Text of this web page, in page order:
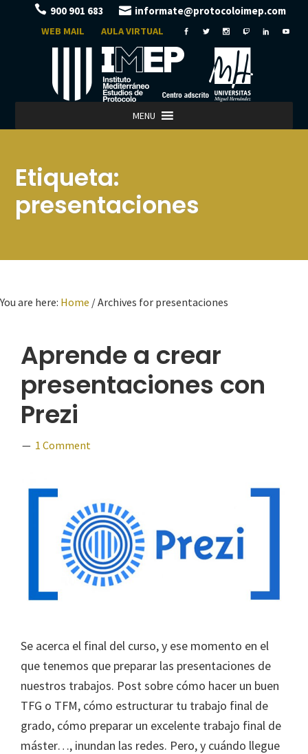
900 901 683 informate@protocoloimep.com
WEB MAIL AULA VIRTUAL
MENU
Etiqueta:
presentaciones
You are here: Home /Archives for presentaciones
Aprende a crear
presentaciones con
Prezi
1 Comment
Se acerca el final del curso, y ese momento en el
que tenemos que preparar las presentaciones de
nuestros trabajos. Post sobre cómo hacer un buen
TFG o TFM, cómo estructurar tu trabajo final de
grado, cómo preparar un excelente trabajo final de
máster…, inundan las redes. Pero, y cuándo llegue